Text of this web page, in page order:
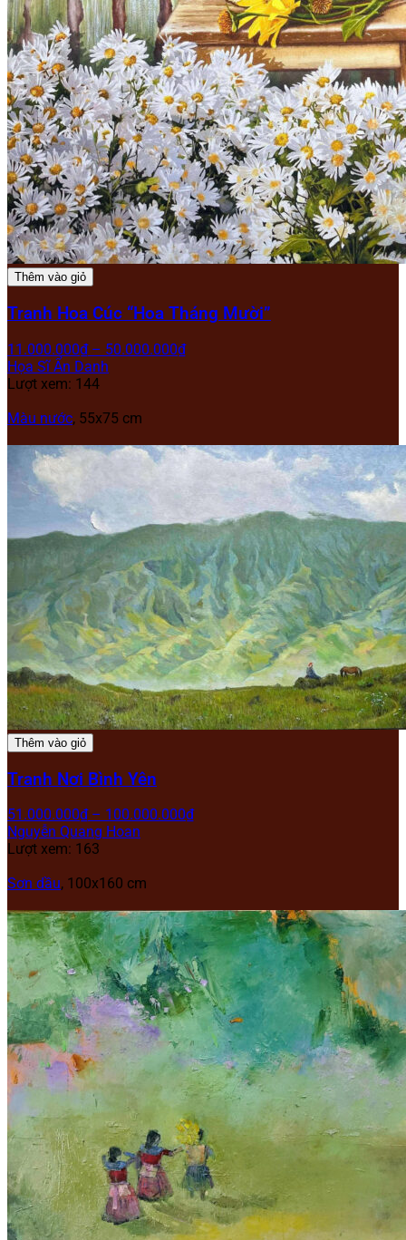
Thêm vào giỏ
Tranh Hoa Cúc “Hoa Tháng Mười”
11.000.000₫ – 50.000.000₫
Họa Sĩ Ẩn Danh
Lượt xem: 144
Màu nước, 55x75 cm
Thêm vào giỏ
Tranh Nơi Bình Yên
51.000.000₫ – 100.000.000₫
Nguyễn Quang Hoan
Lượt xem: 163
Sơn dầu, 100x160 cm